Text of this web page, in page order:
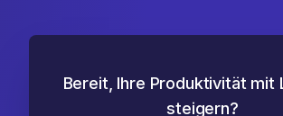
Bereit, Ihre Produktivität mit
steigern?